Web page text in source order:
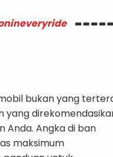
bukan yang
yang
Anda. Angka di ban
maksimum